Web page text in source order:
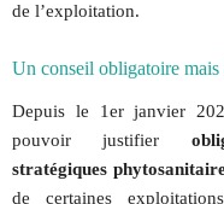
de l’exploitation.
Un conseil obligatoire mais
Depuis le 1er janvier
pouvoir justifier
stratégiques
de certaines